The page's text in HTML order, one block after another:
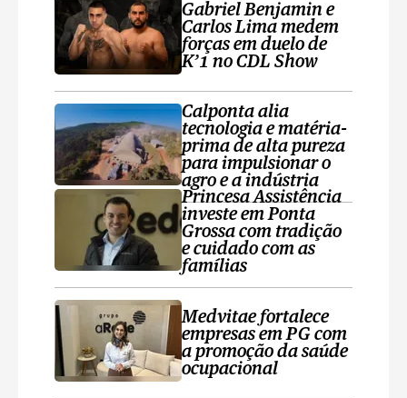
Gabriel Benjamin e
Carlos Lima medem
forças em duelo de
K’1 no CDL Show
Calponta alia
tecnologia e matéria-
prima de alta pureza
para impulsionar o
agro e a indústria
Princesa Assistência
investe em Ponta
Grossa com tradição
e cuidado com as
famílias
Medvitae fortalece
empresas em PG com
a promoção da saúde
ocupacional